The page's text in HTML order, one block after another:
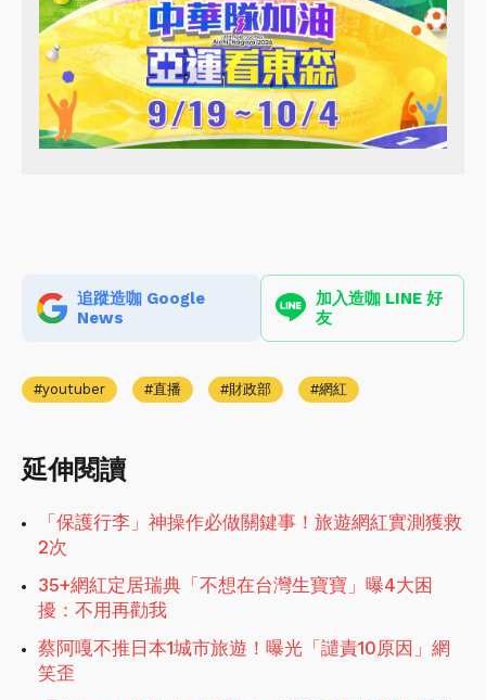
追蹤造咖 Google
News
加入造咖 LINE 好
友
youtuber 直播 財政部 網紅
延伸閱讀
「保護行李」神操作必做關鍵事！旅遊網紅實測獲救
2次
35+網紅定居瑞典「不想在台灣生寶寶」曝4大困
擾：不用再勸我
蔡阿嘎不推日本1城市旅遊！曝光「譴責10原因」網
笑歪